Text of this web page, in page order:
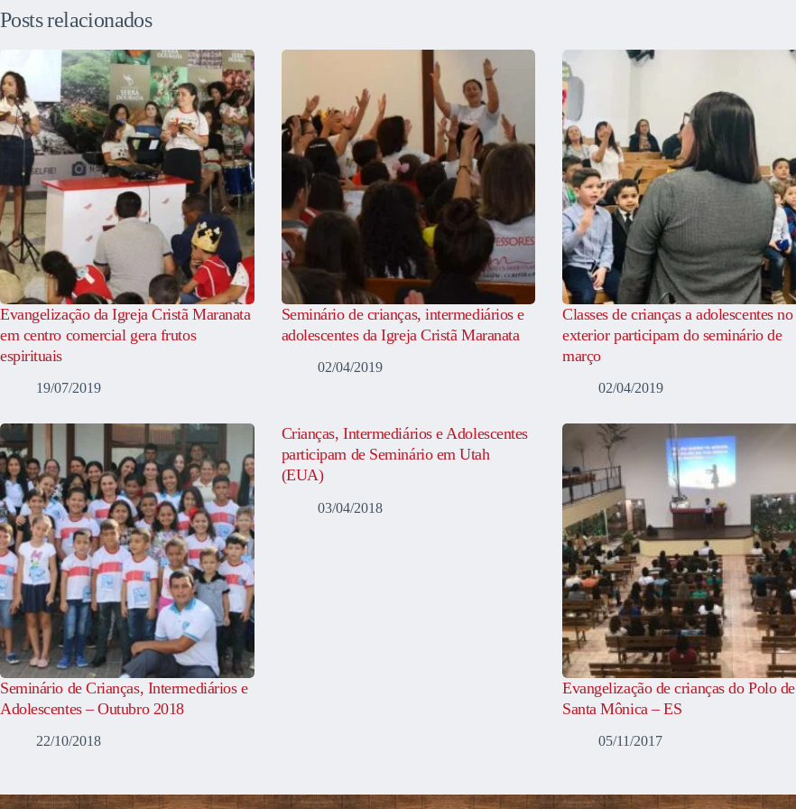
Posts relacionados
Evangelização da Igreja Cristã Maranata
em centro comercial gera frutos
espirituais
19/07/2019
Seminário de crianças, intermediários e
adolescentes da Igreja Cristã Maranata
02/04/2019
Classes de crianças a adolescentes no
exterior participam do seminário de
março
02/04/2019
Seminário de Crianças, Intermediários e
Adolescentes – Outubro 2018
22/10/2018
Crianças, Intermediários e Adolescentes
participam de Seminário em Utah
(EUA)
03/04/2018
Evangelização de crianças do Polo de
Santa Mônica – ES
05/11/2017